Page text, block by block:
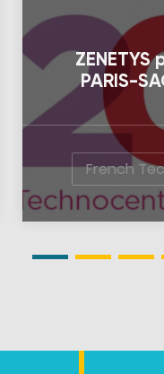
PARIS-
French